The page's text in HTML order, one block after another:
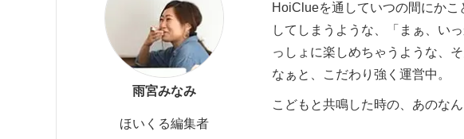
雨宮みなみ
ほいくる編集者
HoiClueを通していつの間にか
してしまうような、「まぁ、い
っしょに楽しめちゃうような、
なぁと、こだわり強く運営中。
こどもと共鳴した時の、あのな